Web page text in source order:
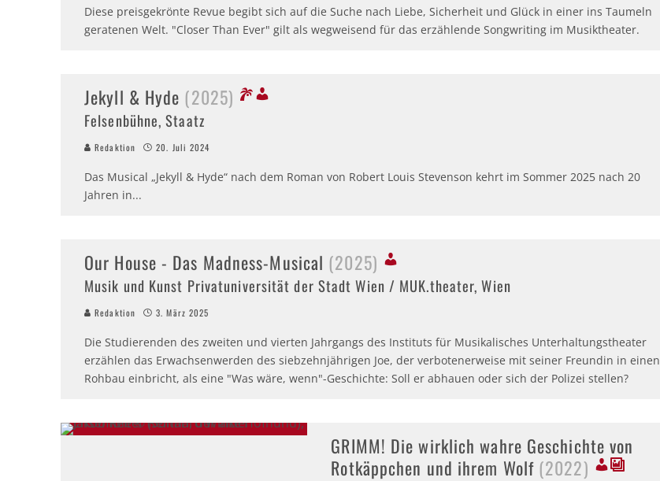
Diese preisgekrönte Revue begibt sich auf die Suche nach Liebe, Sicherheit und Glück in einer ins Taumeln
geratenen Welt. "Closer Than Ever" gilt als wegweisend für das erzählende Songwriting im Musiktheater.
Jekyll & Hyde (2025)
Felsenbühne, Staatz
Redaktion 20. Juli 2024
Das Musical „Jekyll & Hyde“ nach dem Roman von Robert Louis Stevenson kehrt im Sommer 2025 nach 20
Jahren in...
Our House - Das Madness-Musical (2025)
Musik und Kunst Privatuniversität der Stadt Wien / MUK.theater, Wien
Redaktion 3. März 2025
Die Studierenden des zweiten und vierten Jahrgangs des Instituts für Musikalisches Unterhaltungstheater
erzählen das Erwachsenwerden des siebzehnjährigen Joe, der verbotenerweise mit seiner Freundin in einen
Rohbau einbricht, als eine "Was wäre, wenn"-Geschichte: Soll er abhauen oder sich der Polizei stellen?
GRIMM! Die wirklich wahre Geschichte von
Rotkäppchen und ihrem Wolf (2022)